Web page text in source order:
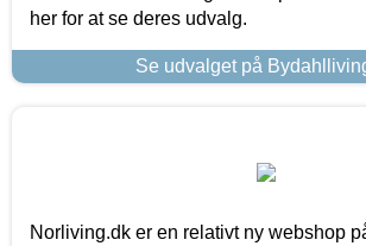
her for at se deres udvalg.
Se udvalget på
Norliving.dk er en relativt ny webshop